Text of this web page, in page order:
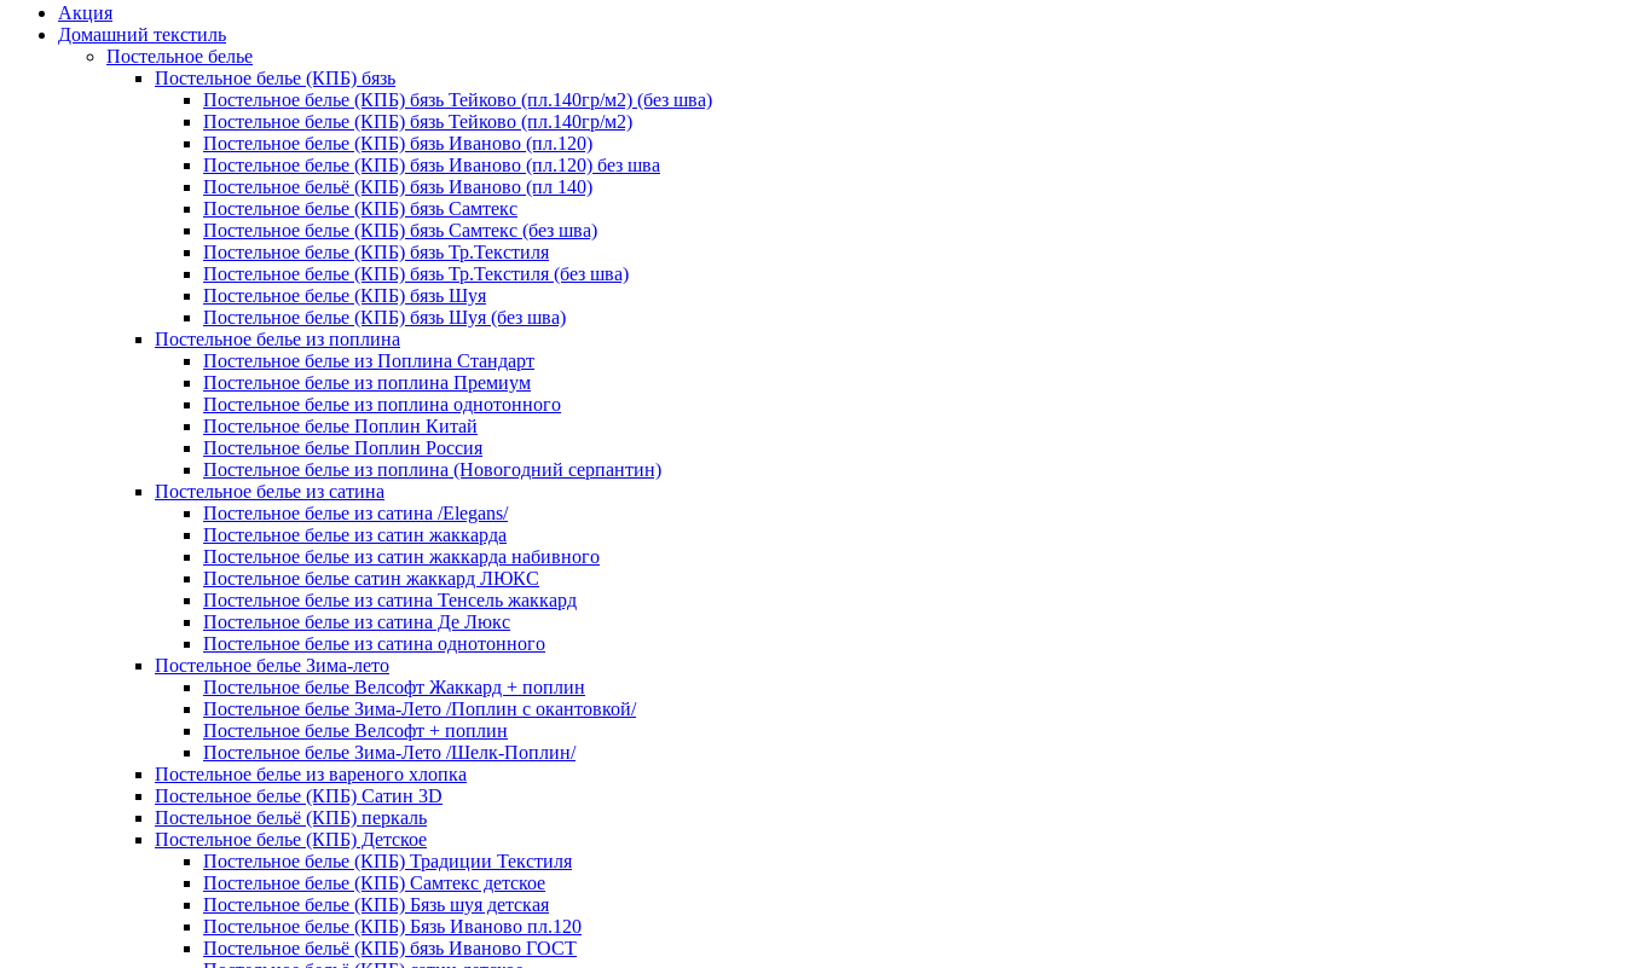
Акция
Домашний текстиль
Постельное белье
Постельное белье (КПБ) бязь
Постельное белье (КПБ) бязь Тейково (пл.140гр/м2) (без шва)
Постельное белье (КПБ) бязь Тейково (пл.140гр/м2)
Постельное белье (КПБ) бязь Иваново (пл.120)
Постельное белье (КПБ) бязь Иваново (пл.120) без шва
Постельное бельё (КПБ) бязь Иваново (пл 140)
Постельное белье (КПБ) бязь Самтекс
Постельное белье (КПБ) бязь Самтекс (без шва)
Постельное белье (КПБ) бязь Тр.Текстиля
Постельное белье (КПБ) бязь Тр.Текстиля (без шва)
Постельное белье (КПБ) бязь Шуя
Постельное белье (КПБ) бязь Шуя (без шва)
Постельное белье из поплина
Постельное белье из Поплина Стандарт
Постельное белье из поплина Премиум
Постельное белье из поплина однотонного
Постельное белье Поплин Китай
Постельное белье Поплин Россия
Постельное белье из поплина (Новогодний серпантин)
Постельное белье из сатина
Постельное белье из сатина /Elegans/
Постельное белье из сатин жаккарда
Постельное белье из сатин жаккарда набивного
Постельное белье сатин жаккард ЛЮКС
Постельное белье из сатина Тенсель жаккард
Постельное белье из сатина Де Люкс
Постельное белье из сатина однотонного
Постельное белье Зима-лето
Постельное белье Велсофт Жаккард + поплин
Постельное белье Зима-Лето /Поплин с окантовкой/
Постельное белье Велсофт + поплин
Постельное белье Зима-Лето /Шелк-Поплин/
Постельное белье из вареного хлопка
Постельное белье (КПБ) Сатин 3D
Постельное бельё (КПБ) перкаль
Постельное белье (КПБ) Детское
Постельное белье (КПБ) Традиции Текстиля
Постельное белье (КПБ) Самтекс детское
Постельное белье (КПБ) Бязь шуя детская
Постельное белье (КПБ) Бязь Иваново пл.120
Постельное бельё (КПБ) бязь Иваново ГОСТ